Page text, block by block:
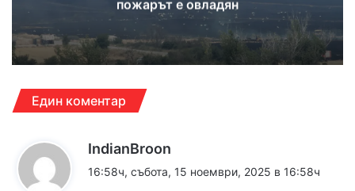
пожарът е овладян
Един коментар
IndianBroon
а
16:58ч, събота, 15 ноември, 2025 в 16:58ч